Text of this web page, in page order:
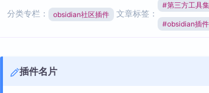
分类专栏： obsidian社区插件 文章标签：
#第三方工具
#obsidian插件
插件名片